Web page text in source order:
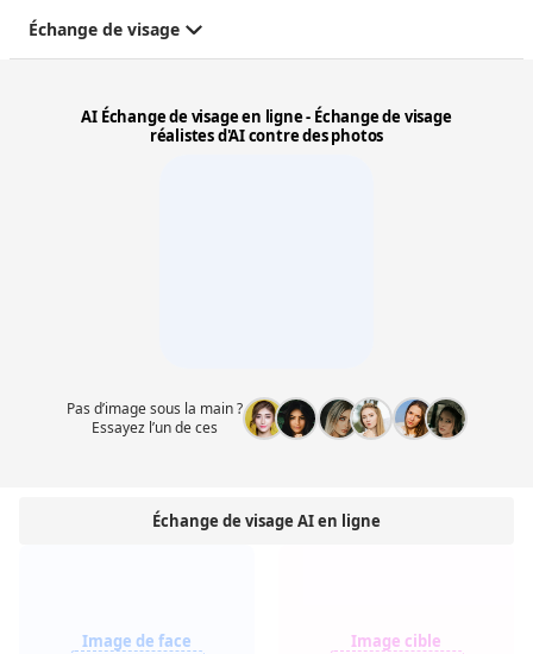
Échange de visage
Échange de visage AI en ligne
Image de face
Image cible
AI Échange de visage en ligne - Échange de visage
réalistes d'AI contre des photos
Pas d’image sous la main ?
Essayez l’un de ces